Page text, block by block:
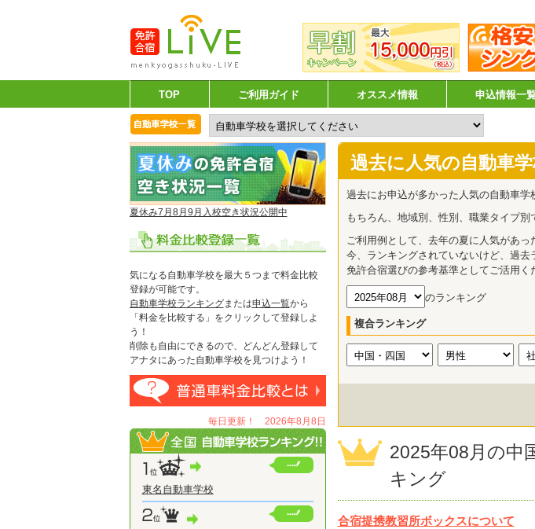
TOP ご利用ガイド オススメ情報 申込情報一
夏休み7月8月9月入校空き状況公開中
気になる自動車学校を最大５つまで料金比較
登録が可能です。
自動車学校ランキングまたは申込一覧から
「料金を比較する」をクリックして登録しよ
う！
削除も自由にできるので、どんどん登録して
アナタにあった自動車学校を見つけよう！
毎日更新！ 2026年8月8日
東名自動車学校
過去に人気の自動車
過去にお申込が多かった人気の自動車学
もちろん、地域別、性別、職業タイプ別
ご利用例として、去年の夏に人気があっ
今、ランキングされていないけど、過
免許合宿選びの参考基準としてご活用く
のランキング
複合ランキング
2025年08月の中
キング
合宿提携教習所ボックスについて